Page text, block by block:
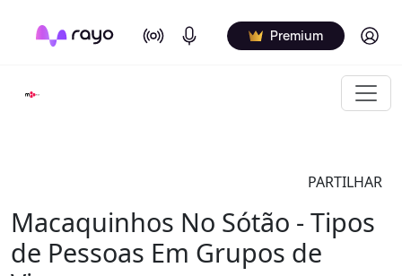
On Air Podcasts Premium Log in
PARTILHAR
Macaquinhos No Sótão - Tipos
de Pessoas Em Grupos de